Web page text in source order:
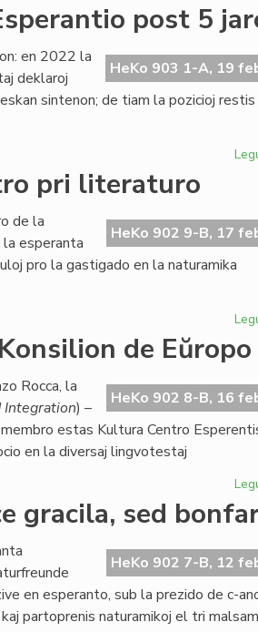
post 5
HeKo 903 1-A, 19
en 2022 la
deklaroj
sintenon; de tiam la pozicioj
pri literaturo
HeKo 902 9-B, 17
de la
esperanta
pro la gastigado en la naturamika
de Eŭropo
HeKo 902 8-B, 16
Rocca, la
Integration) –
estas Kultura Centro
en la diversaj lingvotestaj
gracila, sed
HeKo 902 7-B, 12
en esperanto, sub la prezido de c-
partoprenis naturamikoj el tri